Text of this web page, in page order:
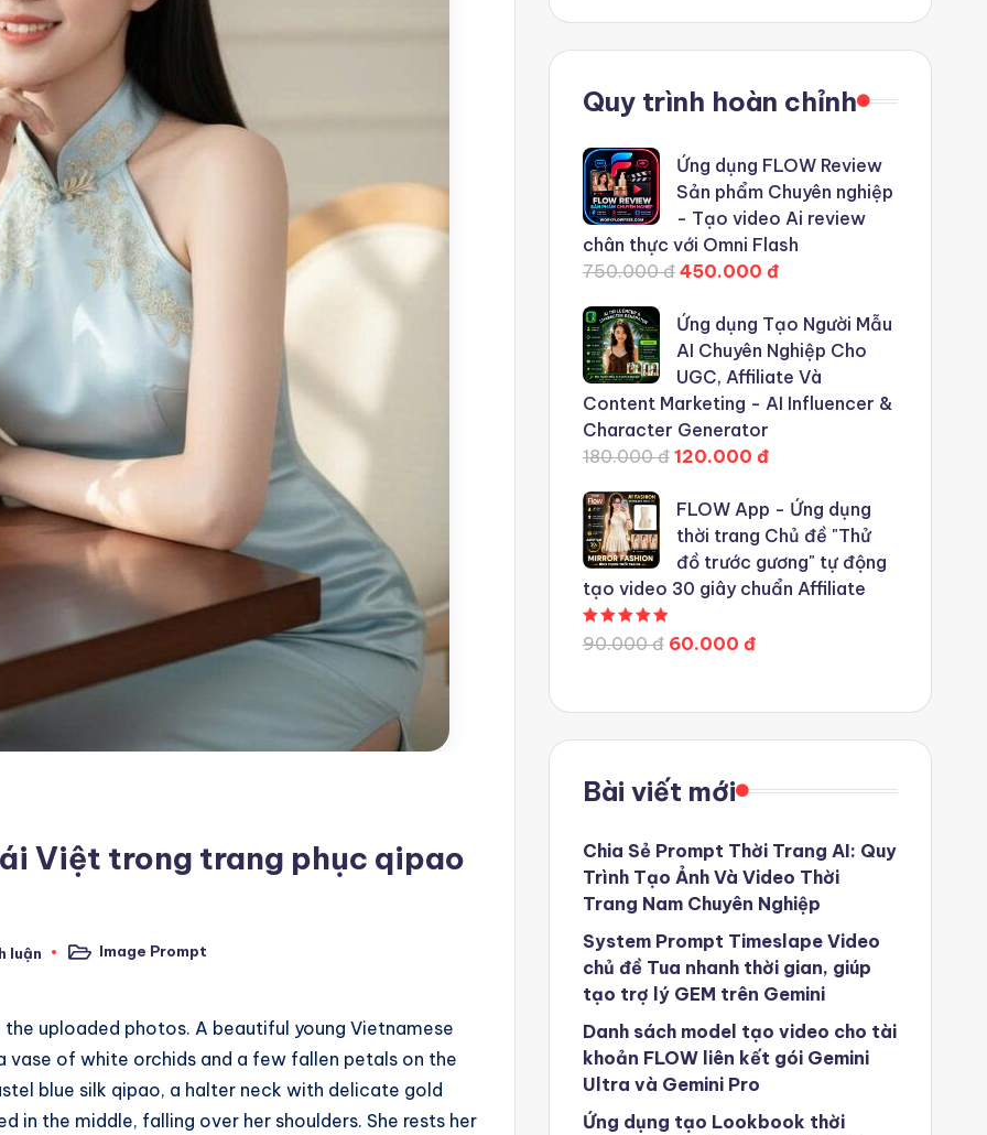
Việt trong trang phục qipao
luận
PostedImage Prompt
uploaded photos. A beautiful young Vietnamese
of white orchids and a few fallen petals on the
blue silk qipao, a halter neck with delicate gold
in the middle, falling over her shoulders. She rests her
Quy trình hoàn chỉnh
Ứng dụng FLOW Review
Sản phẩm Chuyên nghiệp
- Tạo video Ai review
chân thực với Omni Flash
750.000 đ 450.000 đ
Ứng dụng Tạo Người Mẫu
AI Chuyên Nghiệp Cho
UGC, Affiliate Và
Content Marketing - AI Influencer &
Character Generator
180.000 đ 120.000 đ
FLOW App - Ứng dụng
thời trang Chủ đề "Thử
đồ trước gương" tự động
tạo video 30 giây chuẩn Affiliate
90.000 đ 60.000 đ
Bài viết mới
Chia Sẻ Prompt Thời Trang AI: Quy
Trình Tạo Ảnh Và Video Thời
Trang Nam Chuyên Nghiệp
System Prompt Timeslape Video
chủ đề Tua nhanh thời gian, giúp
tạo trợ lý GEM trên Gemini
Danh sách model tạo video cho tài
khoản FLOW liên kết gói Gemini
Ultra và Gemini Pro
Ứng dụng tạo Lookbook thời